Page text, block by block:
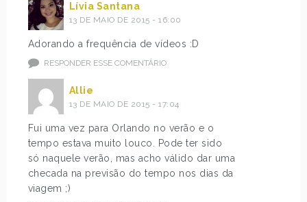
Lívia Santana
13 DE MAIO DE 2015 - 16:00
Adorando a frequência de vídeos :D
RESPONDER ESSE COMENTÁRIO
Allie
13 DE MAIO DE 2015 - 17:04
Fui uma vez para Orlando no verão e o
tempo estava muito louco. Pode ter sido
só naquele verão, mas acho válido dar uma
checada na previsão do tempo nos dias da
viagem ;)